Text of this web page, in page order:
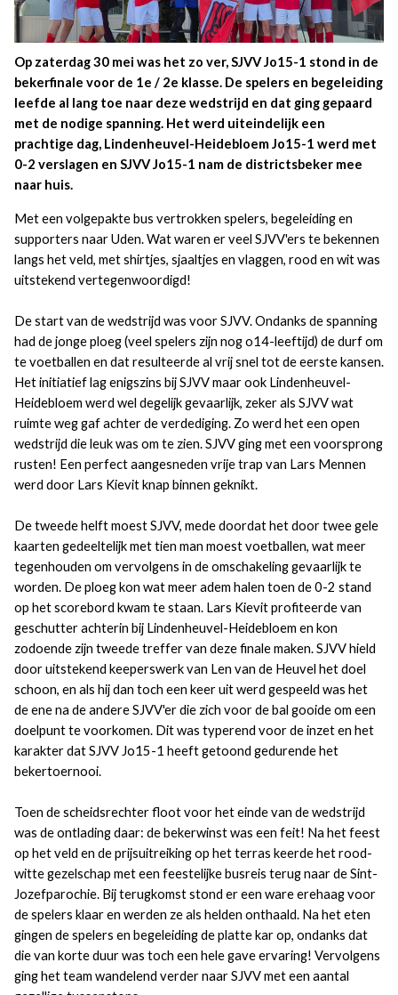
Op zaterdag 30 mei was het zo ver, SJVV Jo15-1 stond in de
bekerfinale voor de 1e / 2e klasse. De spelers en begeleiding
leefde al lang toe naar deze wedstrijd en dat ging gepaard
met de nodige spanning. Het werd uiteindelijk een
prachtige dag, Lindenheuvel-Heidebloem Jo15-1 werd met
0-2 verslagen en SJVV Jo15-1 nam de districtsbeker mee
naar huis.
Met een volgepakte bus vertrokken spelers, begeleiding en
supporters naar Uden. Wat waren er veel SJVV'ers te bekennen
langs het veld, met shirtjes, sjaaltjes en vlaggen, rood en wit was
uitstekend vertegenwoordigd!
De start van de wedstrijd was voor SJVV. Ondanks de spanning
had de jonge ploeg (veel spelers zijn nog o14-leeftijd) de durf om
te voetballen en dat resulteerde al vrij snel tot de eerste kansen.
Het initiatief lag enigszins bij SJVV maar ook Lindenheuvel-
Heidebloem werd wel degelijk gevaarlijk, zeker als SJVV wat
ruimte weg gaf achter de verdediging. Zo werd het een open
wedstrijd die leuk was om te zien. SJVV ging met een voorsprong
rusten! Een perfect aangesneden vrije trap van Lars Mennen
werd door Lars Kievit knap binnen geknikt.
De tweede helft moest SJVV, mede doordat het door twee gele
kaarten gedeeltelijk met tien man moest voetballen, wat meer
tegenhouden om vervolgens in de omschakeling gevaarlijk te
worden. De ploeg kon wat meer adem halen toen de 0-2 stand
op het scorebord kwam te staan. Lars Kievit profiteerde van
geschutter achterin bij Lindenheuvel-Heidebloem en kon
zodoende zijn tweede treffer van deze finale maken. SJVV hield
door uitstekend keeperswerk van Len van de Heuvel het doel
schoon, en als hij dan toch een keer uit werd gespeeld was het
de ene na de andere SJVV'er die zich voor de bal gooide om een
doelpunt te voorkomen. Dit was typerend voor de inzet en het
karakter dat SJVV Jo15-1 heeft getoond gedurende het
bekertoernooi.
Toen de scheidsrechter floot voor het einde van de wedstrijd
was de ontlading daar: de bekerwinst was een feit! Na het feest
op het veld en de prijsuitreiking op het terras keerde het rood-
witte gezelschap met een feestelijke busreis terug naar de Sint-
Jozefparochie. Bij terugkomst stond er een ware erehaag voor
de spelers klaar en werden ze als helden onthaald. Na het eten
gingen de spelers en begeleiding de platte kar op, ondanks dat
die van korte duur was toch een hele gave ervaring! Vervolgens
ging het team wandelend verder naar SJVV met een aantal